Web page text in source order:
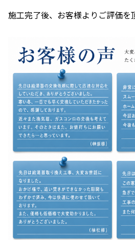
施工完了後、お客様よりご評価を